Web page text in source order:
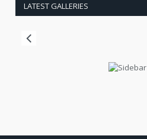
LATEST GALLERIES